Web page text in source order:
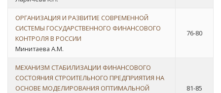
ОРГАНИЗАЦИЯ И РАЗВИТИЕ СОВРЕМЕННОЙ
СИСТЕМЫ ГОСУДАРСТВЕННОГО ФИНАНСОВОГО
КОНТРОЛЯ В РОССИИ
Минитаева А.М.
76-80
МЕХАНИЗМ СТАБИЛИЗАЦИИ ФИНАНСОВОГО
СОСТОЯНИЯ СТРОИТЕЛЬНОГО ПРЕДПРИЯТИЯ НА
ОСНОВЕ МОДЕЛИРОВАНИЯ ОПТИМАЛЬНОЙ
81-85